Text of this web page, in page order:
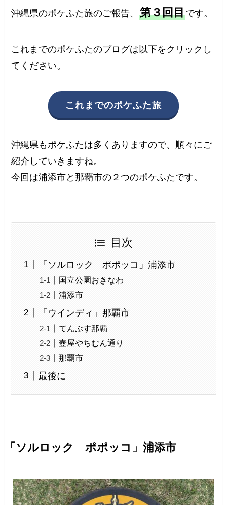
沖縄県のポケふた旅のご報告、第３回目です。
これまでのポケふたのブログは以下をクリックし
てください。
これまでのポケふた旅
沖縄県もポケふたは多くありますので、順々にご
紹介していきますね。
今回は浦添市と那覇市の２つのポケふたです。
目次
「ソルロック ポポッコ」浦添市
国立公園おきなわ
浦添市
「ウインディ」那覇市
てんぶす那覇
壺屋やちむん通り
那覇市
最後に
「ソルロック ポポッコ」浦添市